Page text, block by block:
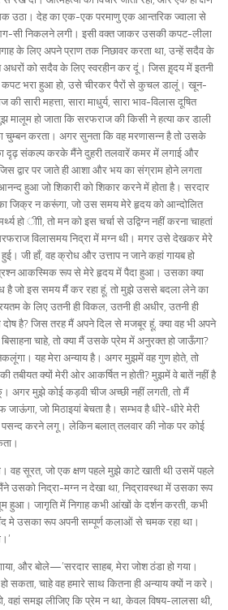
उठा। देह का एक-एक परमाणु एक आन्तरिक ज्वाला से
सी निकलने लगी। इसी वक्त जाकर उसकी कपट-लीला
के लिए अपने प्राण तक निछावर करता था, उन्हें सदैव के
अधरों को सदैव के लिए स्वरहीन कर दूं। जिस ह़ृदय में इतनी
कपट भरा हुआ हो, उसे चीरकर पैरों से कुचल डालूं। खून-
सारी महत्ता, सारा माधुर्य, सारा भाव-विलास दूषित
हो जाता कि सरफराज की किसी ने हत्या कर डाली
चुम्बन करता। अगर सुनता कि वह मरणासन्न है तो उसके
दृढ़ संकल्प करके मैंने दुहरी तलवारें कमर में लगाई और
द्वार पर जाते ही आशा और भय का संग्राम होने लगता
हुआ जो शिकारी को शिकार करने में होता है। सरदार
जिक्र न करूंगा, जो उस समय मेरे हृदय को आन्दोलित
हो ीाी, तो मन को इस चर्चा से उद्विग्न नहीं करना चाहतां
विलासमय निद्रा में मग्न थी। मगर उसे देखकर मेरे
जी हाँ, वह क्रोध और उत्ताप न जाने कहां गायब हो
आकस्मिक रूप से मेरे हृदय में पैदा हुआ। उसका क्या
है जो इस समय मैं कर रहा हूं, तो मुझे उससे बदला लेने का
के लिए उतनी ही विकल, उतनी ही अधीर, उतनी ही
है? जिस तरह मैं अपने दिल से मजबूर हूं, क्या वह भी अपने
चाहे, तो क्या मैं उसके प्रेम में अनुरक्त हो जाऊँगा?
यह मेरा अन्याय है। अगर मुझमें वह गुण होते, तो
तबीयत क्यों मेरी ओर आकर्षित न होती? मुझमें वे बातें नहीं है
अगर मुझे कोई कड़वी चीज अच्छी नहीं लगती, तो मैं
जो मिठाइयां बेचता है। सम्भव है धीरे-धीरे मेरी
करने लगू। लेकिन बलात् तलवार की नोक पर कोई
वह सूरत, जो एक क्षण पहले मुझे काटे खाती थी उसमें पहले
निद्रा-मग्न न देखा था, निद्रावस्था में उसका रूप
हुआ। जागृति में निगाह कभी आंखों के दर्शन करती, कभी
मे उसका रूप अपनी सम्पूर्ण कलाओं से चमक रहा था।
और बोले—’सरदार साहब, मेरा जोश ठंडा हो गया।
सकता, चाहे वह हमारे साथ कितना ही अन्याय क्यों न करे।
वहां समझ लीजिए कि प्रेम न था, केवल विषय-लालसा थी,